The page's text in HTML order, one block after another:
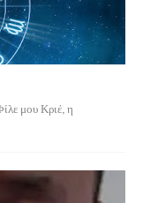
μου Κριέ, η